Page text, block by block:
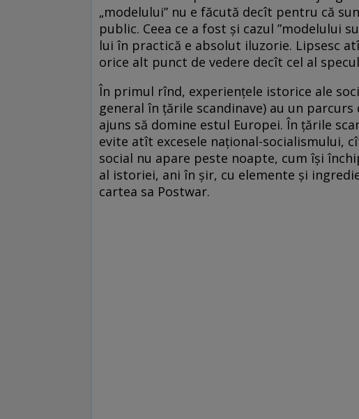
„modelului” nu e făcută decît pentru că
public. Ceea ce a fost și cazul ”modelului
lui în practică e absolut iluzorie. Lipsesc
orice alt punct de vedere decît cel al
În primul rînd, experiențele istorice ale
general în țările scandinave) au un
ajuns să domine estul Europei. În țările
evite atît excesele național-socialismului,
social nu apare peste noapte, cum își
al istoriei, ani în șir, cu elemente și
cartea sa Postwar.